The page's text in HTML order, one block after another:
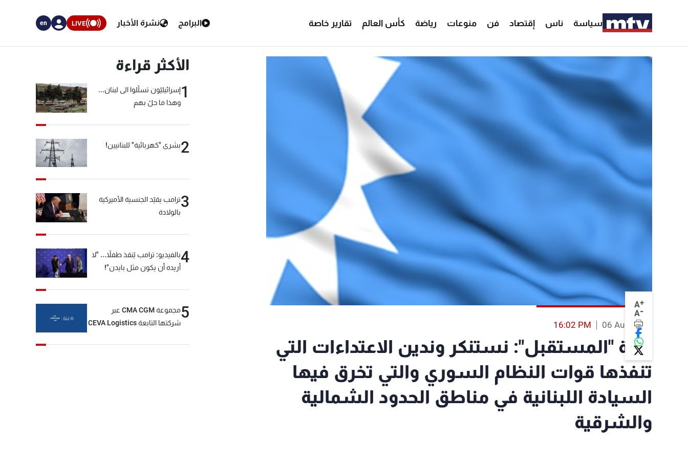
سياسة ناس إقتصاد فن منوعات رياضة كأس العالم تقارير خاصة البرامج نشرة الأخبار LIVE
en
A+
A-
06 Aug 2013
16:02 PM
كتلة "المستقبل": نستنكر وندين الاعتداءات التي
تنفذها قوات النظام السوري والتي تخرق فيها
السيادة اللبنانية في مناطق الحدود الشمالية
والشرقية
الأكثر قراءة
1إسرائيليّون تسلّلوا الى لبنان...
وهذا ما حلّ بهم
2بشرى "كهربائية" للبنانيين!
3ترامب يقيّد الجنسية الأميركية
بالولادة
4بالفيديو: ترامب يُنقذ طفلاً... "لا
أريده أن يكون مثل بايدن"!
5
مجموعة CMA CGM عبر
شركتها التابعة CEVA Logistics